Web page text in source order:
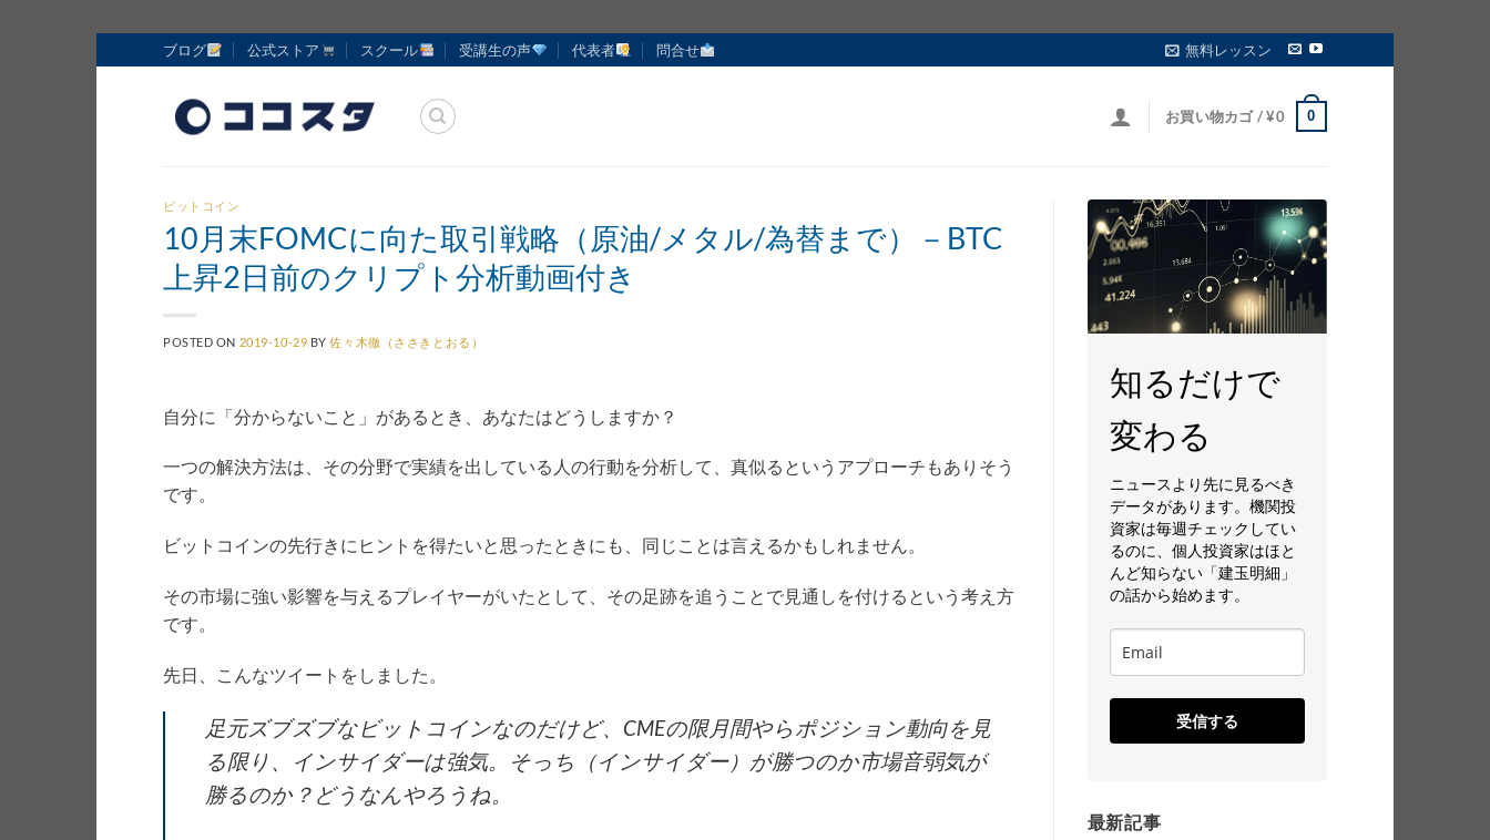
to
ブログ 公式ストア スクール 受講生の声 代表者 問合せ 無料レッスン
お買い物カゴ /¥0 0
ビットコイン
10月末FOMCに向た取引戦略（原油/メタル/為替まで）－BTC
上昇2日前のクリプト分析動画付き
POSTED ON 2019-10-29 BY佐々木徹（ささきとおる）
自分に「分からないこと」があるとき、あなたはどうしますか？
一つの解決方法は、その分野で実績を出している人の行動を分析して、真似るというアプローチもありそう
です。
ビットコインの先行きにヒントを得たいと思ったときにも、同じことは言えるかもしれません。
その市場に強い影響を与えるプレイヤーがいたとして、その足跡を追うことで見通しを付けるという考え方
です。
先日、こんなツイートをしました。
足元ズブズブなビットコインなのだけど、CMEの限月間やらポジション動向を見
る限り、インサイダーは強気。そっち（インサイダー）が勝つのか市場音弱気が
勝るのか？どうなんやろうね。
知るだけで
変わる
ニュースより先に見るべき
データがあります。機関投
資家は毎週チェックしてい
るのに、個人投資家はほと
んど知らない「建玉明細」
の話から始めます。
受信する
最新記事